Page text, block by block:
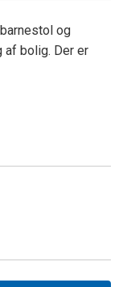
og
af bolig. Der er